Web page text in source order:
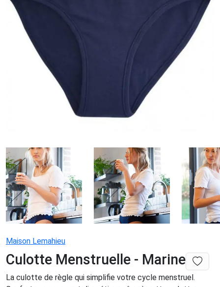
Maison Lemahieu
Culotte Menstruelle - Marine
La culotte de règle qui simplifie votre cycle menstruel.